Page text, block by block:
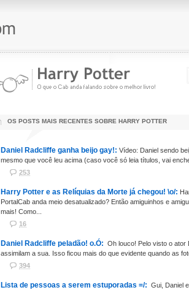
OS POSTS MAIS RECENTES SOBRE HARRY POTTER
Daniel Radcliffe ganha beijo gay!: Vídeo: Daniel sendo
mesmo que você leu acima (caso você só leia títulos, vai
253
Harry Potter e as Relíquias da Morte já chegou! \o/:
PortalCab anda meio desatualizado? Então amiguinhos e
mais! Como...
16
Daniel Radcliffe peladão! o.Ó: Oh louco! Pelo visto o ator
assimilam a sua. Isso ficou mais do que evidente quando as
394
Lista de pessoas a serem estuporadas =/: Gui, Daniel